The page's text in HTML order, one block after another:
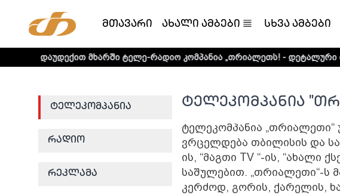
მთავარი ახალი ამბები სხვა ამბები
დაუდექით მხარში ტელე-რადიო კომპანია „თრიალეთს! - დეტალური
ტელეკომპანია
რადიო
რეკლამა
ტელეკომპანია
ტელეკომპანია „თრიალეთი“
ვრცელდება თბილისის და
ის, “მაგთი TV “-ის, “ახალი
საშულებით. „თრიალეთი“-ს
კერძოდ, გორის, ქარელის,